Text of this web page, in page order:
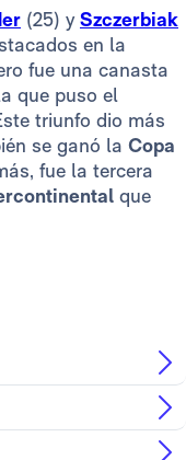
(25) ySzczerbiak
en la
fue una canasta
que puso el
triunfo dio más
se ganó la Copa
fue la tercera
que